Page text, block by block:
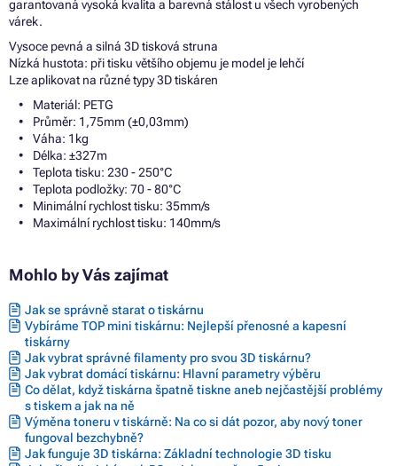
garantovaná vysoká kvalita a barevná stálost u všech vyrobených
várek.
Vysoce pevná a silná 3D tisková struna
Nízká hustota: při tisku většího objemu je model je lehčí
Lze aplikovat na různé typy 3D tiskáren
Materiál: PETG
Průměr: 1,75mm (±0,03mm)
Váha: 1kg
Délka: ±327m
Teplota tisku: 230 - 250°C
Teplota podložky: 70 - 80°C
Minimální rychlost tisku: 35mm/s
Maximální rychlost tisku: 140mm/s
Mohlo by Vás zajímat
Jak se správně starat o tiskárnu
Vybíráme TOP mini tiskárnu: Nejlepší přenosné a kapesní
tiskárny
Jak vybrat správné filamenty pro svou 3D tiskárnu?
Jak vybrat domácí tiskárnu: Hlavní parametry výběru
Co dělat, když tiskárna špatně tiskne aneb nejčastější problémy
s tiskem a jak na ně
Výměna toneru v tiskárně: Na co si dát pozor, aby nový toner
fungoval bezchybně?
Jak funguje 3D tiskárna: Základní technologie 3D tisku